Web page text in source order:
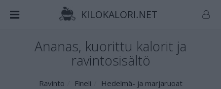
KILOKALORI.NET
Ananas, kuorittu kalorit ja
ravintosisältö
Ravinto Fineli
Hedelmä- ja marjaruoat